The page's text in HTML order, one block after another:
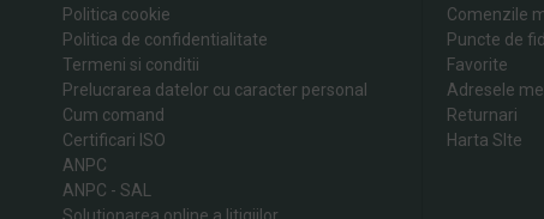
Politica cookie
Politica de confidentialitate
Termeni si conditii
Prelucrarea datelor cu caracter personal
Cum comand
Certificari ISO
ANPC
ANPC - SAL
Comenzile
Puncte de
Favorite
Adresele
Returnari
Harta SIte